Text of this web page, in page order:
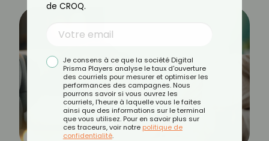
de CROQ.
Je consens à ce que la société Digital
Prisma Players analyse le taux d'ouverture
des courriels pour mesurer et optimiser les
performances des campagnes. Nous
pourrons savoir si vous ouvrez les
courriels, l'heure à laquelle vous le faites
ainsi que des informations sur le terminal
que vous utilisez. Pour en savoir plus sur
ces traceurs, voir notre politique de
confidentialité.